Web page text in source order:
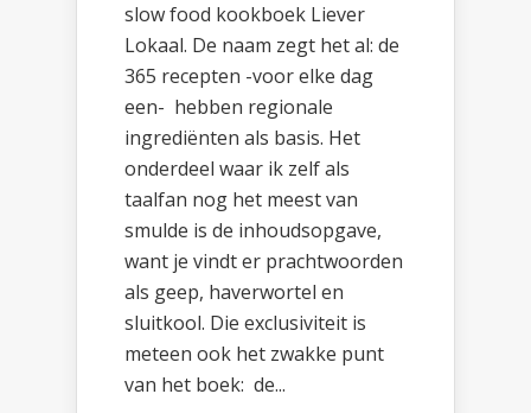
slow food kookboek Liever
Lokaal. De naam zegt het al: de
365 recepten -voor elke dag
een- hebben regionale
ingrediënten als basis. Het
onderdeel waar ik zelf als
taalfan nog het meest van
smulde is de inhoudsopgave,
want je vindt er prachtwoorden
als geep, haverwortel en
sluitkool. Die exclusiviteit is
meteen ook het zwakke punt
van het boek: de...